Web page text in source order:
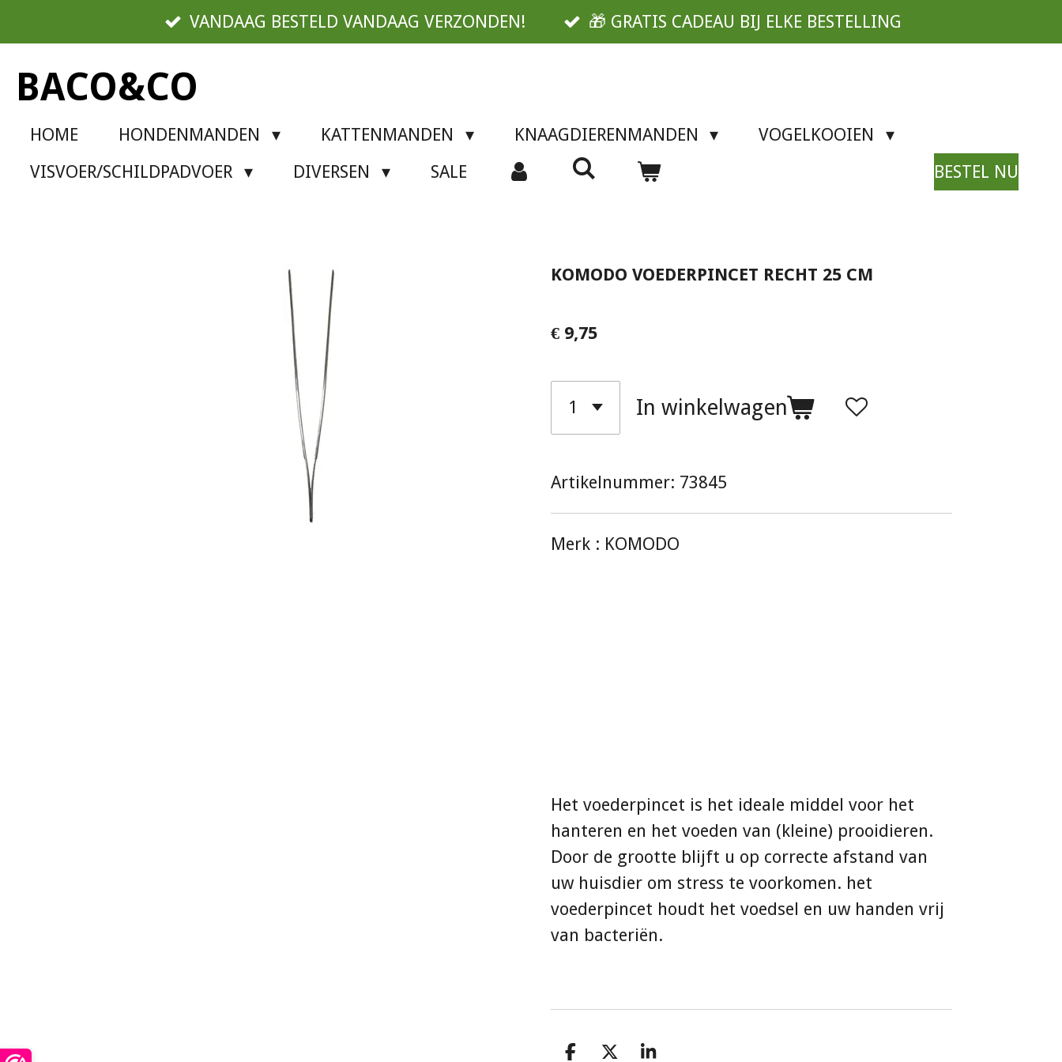
direct
naar
de
hoofdinhoud
VANDAAG BESTELD VANDAAG VERZONDEN! 🎁 GRATIS CADEAU BIJ ELKE BESTELLING
BACO&CO
HOME HONDENMANDEN KATTENMANDEN KNAAGDIERENMANDEN
VOGELKOOIEN
VISVOER/SCHILDPADVOER
DIVERSEN SALE BESTEL NU
KOMODO VOEDERPINCET RECHT 25 CM
€ 9,75
In winkelwagen
Artikelnummer: 73845
Merk : KOMODO
Het voederpincet is het ideale middel voor het
hanteren en het voeden van (kleine) prooidieren.
Door de grootte blijft u op correcte afstand van
uw huisdier om stress te voorkomen. het
voederpincet houdt het voedsel en uw handen vrij
van bacteriën.